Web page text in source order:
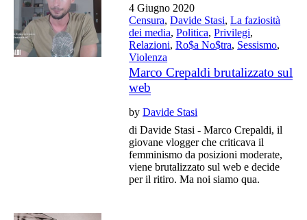
4 Giugno 2020
Censura,Davide Stasi,La faziosità
dei media,Politica,Privilegi,
Relazioni,Ro$a No$tra, Sessismo,
Violenza
Marco Crepaldi brutalizzato sul
web
byDavide Stasi
di Davide Stasi - Marco Crepaldi, il
giovane vlogger che criticava il
femminismo da posizioni moderate,
viene brutalizzato sul web e decide
per il ritiro. Ma noi siamo qua.